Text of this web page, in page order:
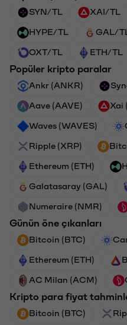
SYN/TL XAI/TL
HYPE/TL GAL/TL
OXT/TL ETH/TL
Popüler kripto paralar
Ankr (ANKR)
Aave (AAVE) Xai
Waves (WAVES)
Ripple (XRP)
Ethereum (ETH)
Galatasaray (GAL)
Numeraire (NMR)
Günün öne çıkanları
Bitcoin (BTC)
Ethereum (ETH)
AC Milan (ACM)
Kripto para fiyat
Bitcoin (BTC)